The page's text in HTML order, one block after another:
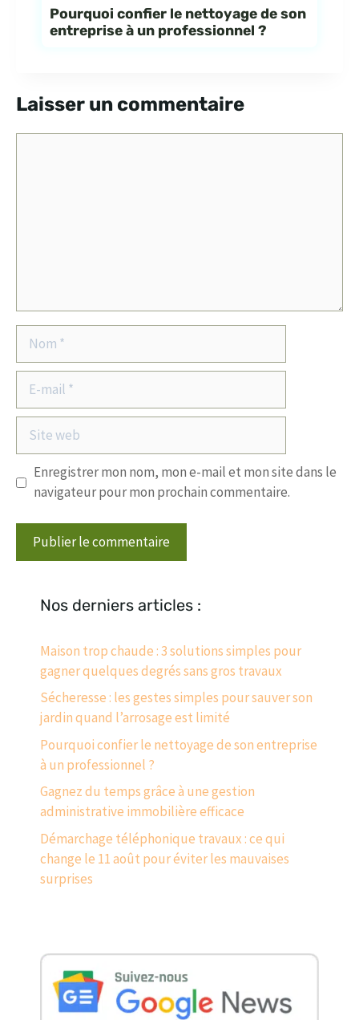
Pourquoi confier le nettoyage de son
entreprise à un professionnel ?
Laisser un commentaire
Nom
mail
Site
web
Enregistrer mon nom, mon e-mail et mon site dans le
navigateur pour mon prochain commentaire.
Nos derniers articles :
Maison trop chaude : 3 solutions simples pour
gagner quelques degrés sans gros travaux
Sécheresse : les gestes simples pour sauver son
jardin quand l’arrosage est limité
Pourquoi confier le nettoyage de son entreprise
à un professionnel ?
Gagnez du temps grâce à une gestion
administrative immobilière efficace
Démarchage téléphonique travaux : ce qui
change le 11 août pour éviter les mauvaises
surprises